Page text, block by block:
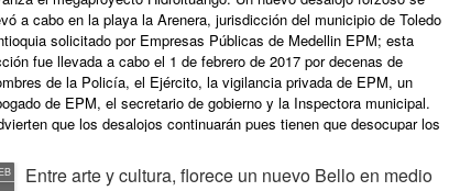
a cabo en la playa la Arenera, jurisdicción del municipio de Toledo
solicitado por Empresas Públicas de Medellin EPM; esta
fue llevada a cabo el 1 de febrero de 2017 por decenas de
de la Policía, el Ejército, la vigilancia privada de EPM, un
de EPM, el secretario de gobierno y la Inspectora municipal.
que los desalojos continuarán pues tienen que desocupar los
que han sido desplazadas por Hidroituango, muchas de ellas
víctimas del conflicto armado y revictimizadas por el megaproyeto;
Entre arte y cultura, florece un nuevo Bello en medio